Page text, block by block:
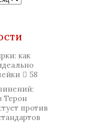
как
58
Терон
против